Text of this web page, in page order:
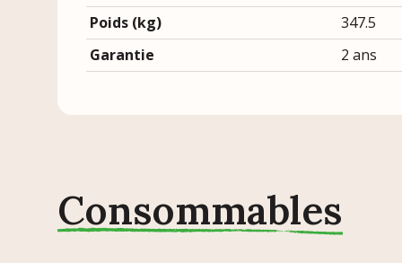
Poids (kg)
347.5
Garantie
2 ans
Consommables